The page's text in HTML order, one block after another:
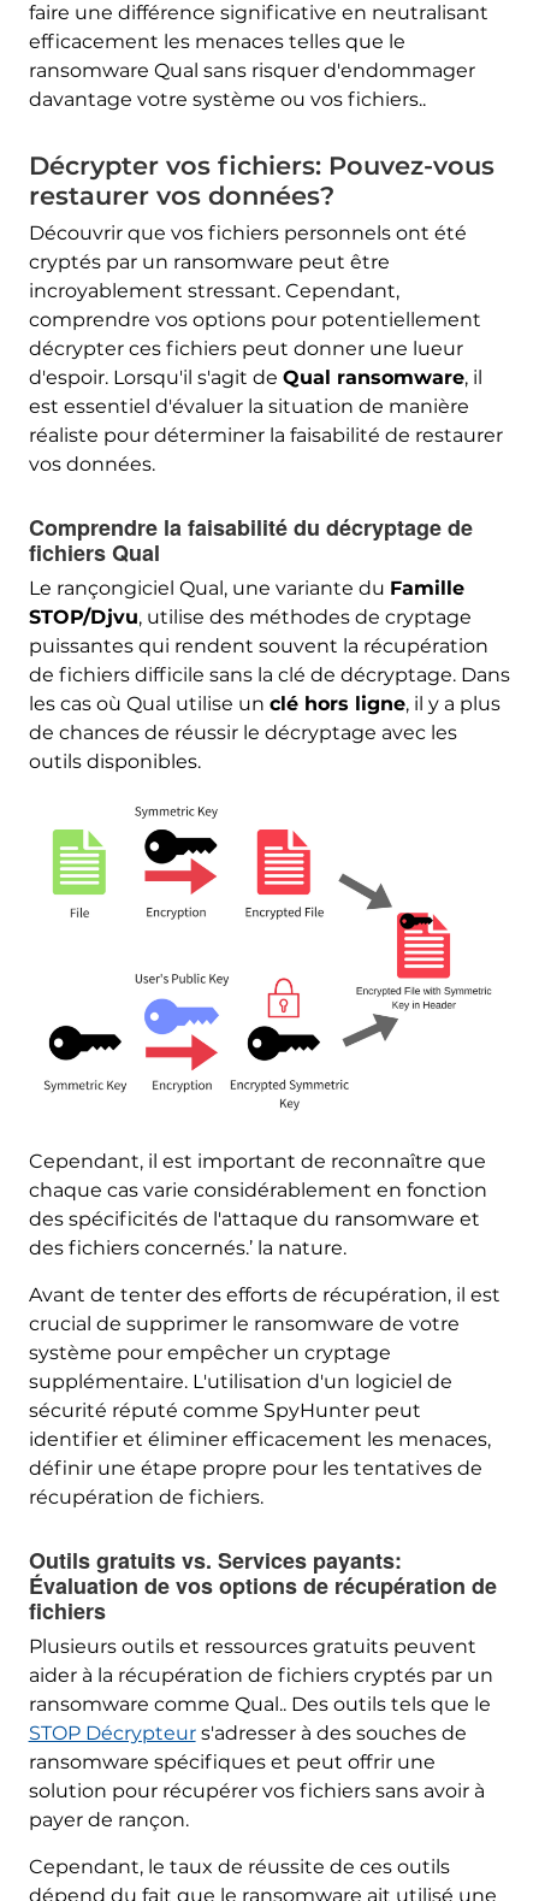
faire une différence significative en neutralisant
efficacement les menaces telles que le
ransomware Qual sans risquer d'endommager
davantage votre système ou vos fichiers..
Décrypter vos fichiers: Pouvez-vous
restaurer vos données?
Découvrir que vos fichiers personnels ont été
cryptés par un ransomware peut être
incroyablement stressant. Cependant,
comprendre vos options pour potentiellement
décrypter ces fichiers peut donner une lueur
d'espoir. Lorsqu'il s'agit de Qual ransomware, il
est essentiel d'évaluer la situation de manière
réaliste pour déterminer la faisabilité de restaurer
vos données.
Comprendre la faisabilité du décryptage de
fichiers Qual
Le rançongiciel Qual, une variante du Famille
STOP/Djvu, utilise des méthodes de cryptage
puissantes qui rendent souvent la récupération
de fichiers difficile sans la clé de décryptage. Dans
les cas où Qual utilise un clé hors ligne, il y a plus
de chances de réussir le décryptage avec les
outils disponibles.
Cependant, il est important de reconnaître que
chaque cas varie considérablement en fonction
des spécificités de l'attaque du ransomware et
des fichiers concernés.’ la nature.
Avant de tenter des efforts de récupération, il est
crucial de supprimer le ransomware de votre
système pour empêcher un cryptage
supplémentaire. L'utilisation d'un logiciel de
sécurité réputé comme SpyHunter peut
identifier et éliminer efficacement les menaces,
définir une étape propre pour les tentatives de
récupération de fichiers.
Outils gratuits vs. Services payants:
Évaluation de vos options de récupération de
fichiers
Plusieurs outils et ressources gratuits peuvent
aider à la récupération de fichiers cryptés par un
ransomware comme Qual.. Des outils tels que le
STOP Décrypteurs'adresser à des souches de
ransomware spécifiques et peut offrir une
solution pour récupérer vos fichiers sans avoir à
payer de rançon.
Cependant, le taux de réussite de ces outils
dépend du fait que le ransomware ait utilisé une